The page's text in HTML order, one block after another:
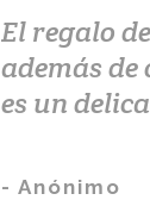
El regalo
además de
es un
- Anónimo